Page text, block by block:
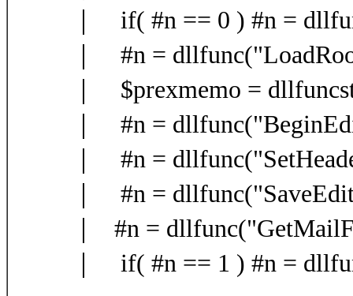
｜ if( #n == 0 ) #n =
｜ #n =
｜ $prexmemo =
｜ #n =
｜ #n =
｜ #n =
｜ #n =
｜ if( #n == 1 ) #n =